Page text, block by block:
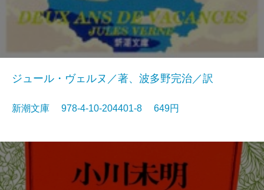
ジュール・ヴェルヌ／著、波多野完治／訳
新潮文庫 978-4-10-204401-8 649円